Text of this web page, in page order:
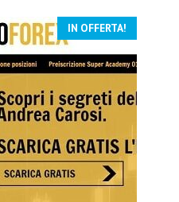
IN OFFERTA!